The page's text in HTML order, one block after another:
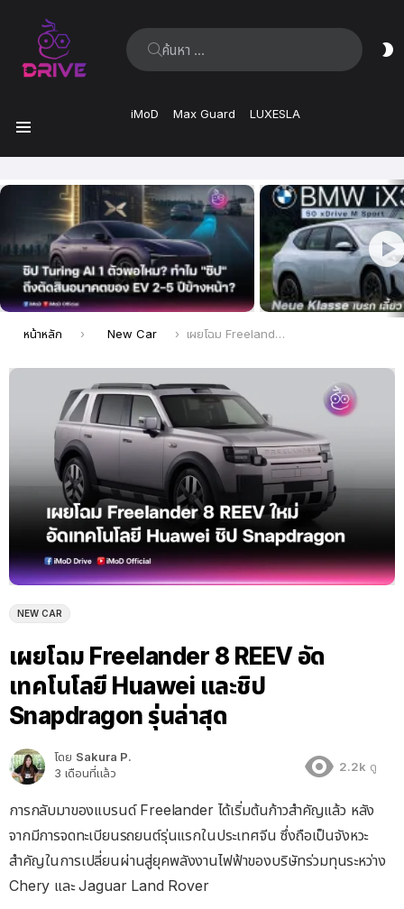
ค้นหา:
iMoD Max Guard LUXESLA
ล่าสุด
คุณอยู่ที่นี่:
หน้าหลัก New Car เผยโฉม Freelander 8 REEV อัดเทคโนโลยี Huawei และชิป Snapdragon รุ่นล่าสุด
NEW CAR
เผยโฉม Freelander 8 REEV อัด
เทคโนโลยี Huawei และชิป
Snapdragon รุ่นล่าสุด
โดย Sakura P.
3 เดือนที่แล้ว
2.2k ดู
การกลับมาของแบรนด์ Freelander ได้เริ่มต้นก้าวสำคัญแล้ว หลัง
จากมีการจดทะเบียนรถยนต์รุ่นแรกในประเทศจีน ซึ่งถือเป็นจังหวะ
สำคัญในการเปลี่ยนผ่านสู่ยุคพลังงานไฟฟ้าของบริษัทร่วมทุนระหว่าง
Chery และ Jaguar Land Rover